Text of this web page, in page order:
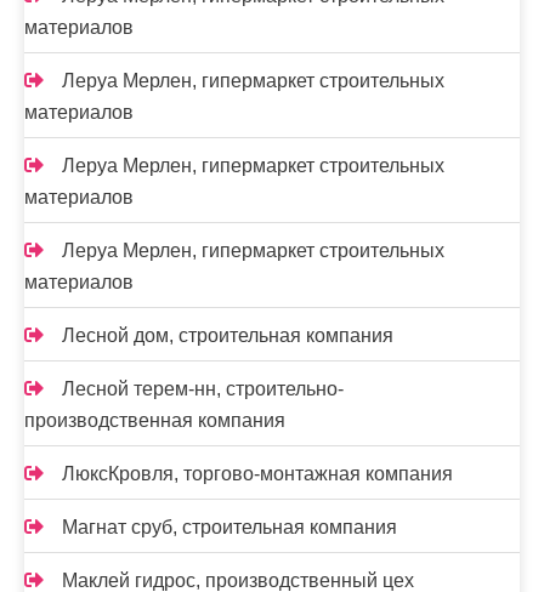
материалов
Леруа Мерлен, гипермаркет строительных
материалов
Леруа Мерлен, гипермаркет строительных
материалов
Леруа Мерлен, гипермаркет строительных
материалов
Лесной дом, строительная компания
Лесной терем-нн, строительно-
производственная компания
ЛюксКровля, торгово-монтажная компания
Магнат сруб, строительная компания
Маклей гидрос, производственный цех